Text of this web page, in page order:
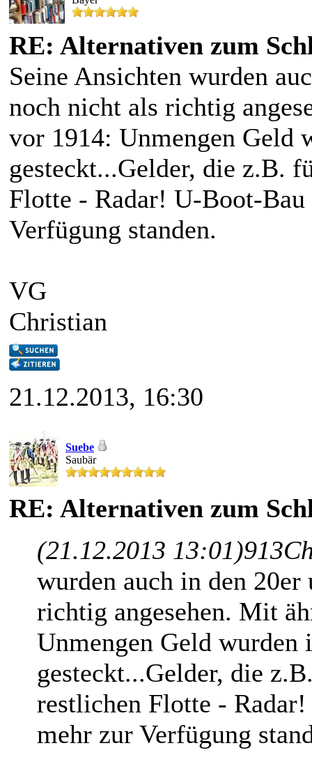
RE: Alternativen zum
Seine Ansichten wurden
noch nicht als richtig
vor 1914: Unmengen Geld
gesteckt...Gelder, die z.B.
Flotte - Radar! U-Boot-
Verfügung standen.
VG
Christian
21.12.2013, 16:30
Suebe
Saubär
RE: Alternativen zum
(21.12.2013 13:01)
wurden auch in den
richtig angesehen. Mit
Unmengen Geld wurden
gesteckt...Gelder, die
restlichen Flotte -
mehr zur Verfügung